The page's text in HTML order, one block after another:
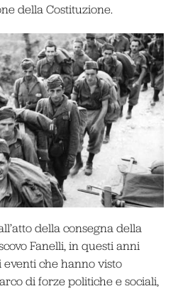
della Costituzione.
della consegna della
Fanelli, in questi anni
eventi che hanno visto
di forze politiche e sociali,